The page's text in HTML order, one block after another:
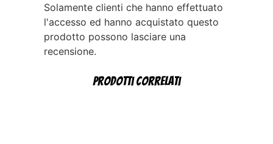
Solamente clienti che hanno effettuato
l'accesso ed hanno acquistato questo
prodotto possono lasciare una
recensione.
Prodotti correlati